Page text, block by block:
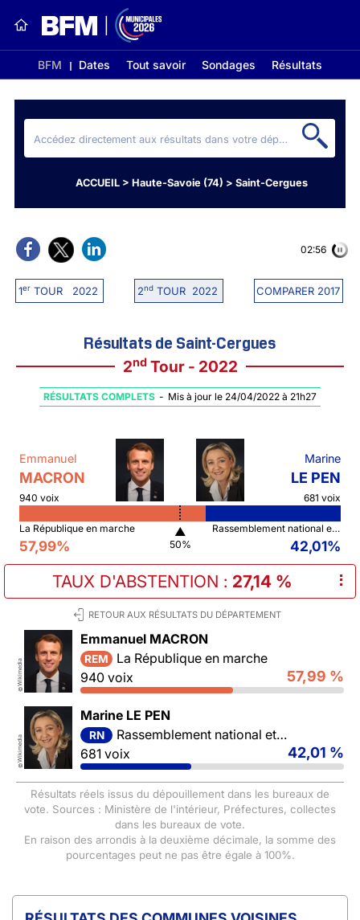
BFM Dates Tout savoir Sondages Résultats
ACCUEIL> Haute-Savoie (74) > Saint-Cergues
1erTOUR 2022 2ndTOUR 2022 COMPARER 2017
02:56
Résultats de Saint-Cergues
2ndTour - 2022
RÉSULTATS COMPLETS - Mis à jour le 24/04/2022 à 21h27
Emmanuel
MACRON
940 voix
Marine
LE PEN
681 voix
La République en marche
57,99%
▲
50%
Rassemblement national et ses alliés
42,01%
TAUX D'ABSTENTION : 27,14 % ⠇
RETOUR AUX RÉSULTATS DU DÉPARTEMENT
©
Wikimedia
Emmanuel MACRON
REM
La République en marche
940 voix
57,99 %
©
Wikimedia
Marine LE PEN
RN
Rassemblement national et ses alliés
681 voix
42,01 %
Résultats réels issus du dépouillement dans les bureaux de
vote. Sources : Ministère de l'intérieur, Préfectures, collectes
dans les bureaux de vote.
En raison des arrondis à la deuxième décimale, la somme des
pourcentages peut ne pas être égale à 100%.